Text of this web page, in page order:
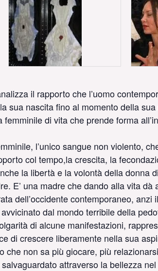
il rapporto che l’uomo
nascita fino al momento della sua
di vita che prende forma
l’unico sangue non violento,
col tempo,la crescita, la
la libertà e la volontà della donna
E’ una madre che dando alla vita dà
dell’occidente contemporaneo, anzi
dal mondo terribile della
di alcune manifestazioni,
di crescere liberamente nella sua
non sa più giocare, più
attraverso la bellezza